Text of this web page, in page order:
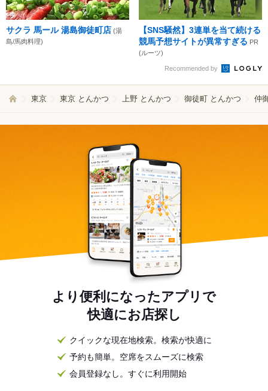
サクラ 馬ール 湯島御徒町店 (湯
島/馬肉料理)
【SNS騒然】3連単を当て続ける
競馬予想サイトが異常すぎる PR
(ルーツ)
Recommended by
東京 東京 とんかつ 上野 とんかつ 御徒町 とんかつ 仲
より便利になったアプリで
快適にお店探し
クイックな現在地検索。検索が快適に
予約も簡単。空席をスムーズに検索
会員登録なし。すぐに利用開始